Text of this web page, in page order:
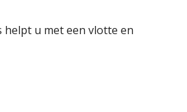
helpt u met een vlotte en